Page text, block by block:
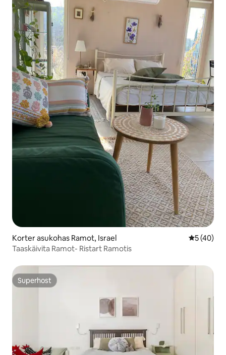
Korter asukohas Ramot, Israel Keskmine
5 (40)
Taaskäivita Ramot- Ristart Ramotis
Superhost
Superhost